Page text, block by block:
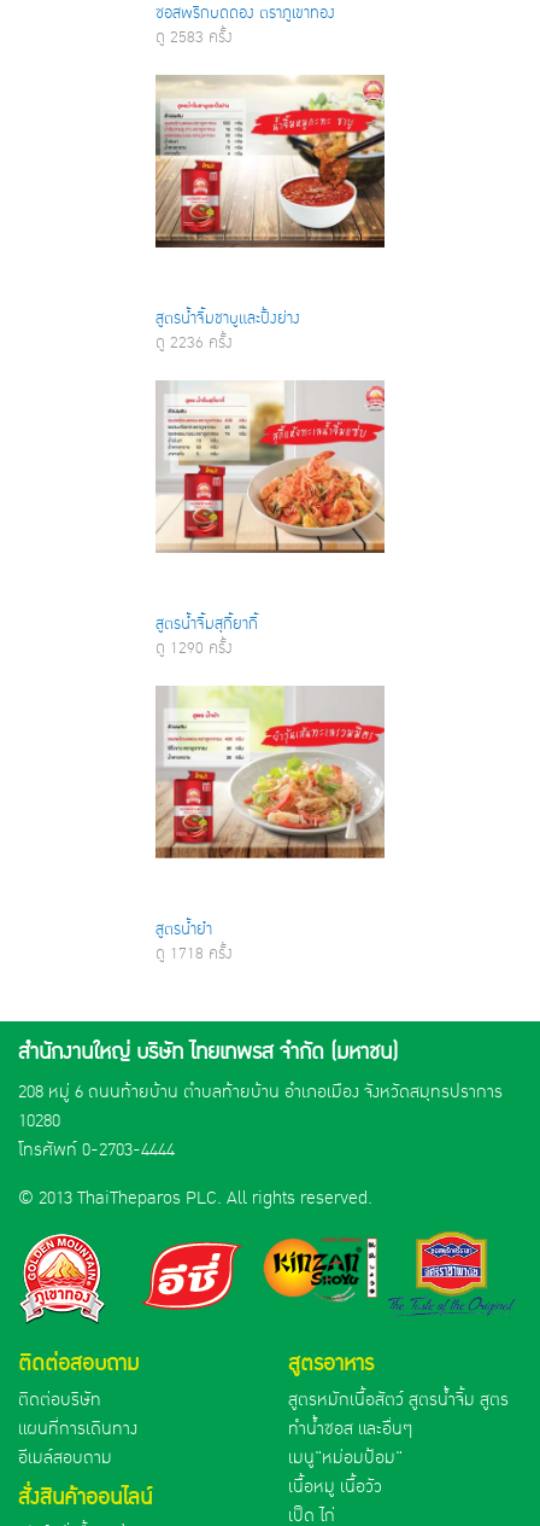
ซอสพริกบดดอง ตราภูเขาทอง
ดู 2583 ครั้ง
สูตรน้ำจิ้มชาบูและปิ้งย่าง
ดู 2236 ครั้ง
สูตรน้ำจิ้มสุกี้ยากี้
ดู 1290 ครั้ง
สูตรน้ำยำ
ดู 1718 ครั้ง
สำนักงานใหญ่ บริษัท ไทยเทพรส จำกัด (มหาชน)
208 หมู่ 6 ถนนท้ายบ้าน ตำบลท้ายบ้าน อำเภอเมือง จังหวัดสมุทรปราการ
10280
โทรศัพท์0-2703-4444
© 2013 ThaiTheparos PLC. All rights reserved.
ติดต่อสอบถาม
ติดต่อบริษัท
แผนที่การเดินทาง
อีเมล์สอบถาม
สั่งสินค้าออนไลน์
สูตรอาหาร
สูตรหมักเนื้อสัตว์ สูตรน้ำจิ้ม สูตร
ทำน้ำซอส และอื่นๆ
เมนู"หม่อมป้อม"
เนื้อหมู เนื้อวัว
เป็ด ไก่